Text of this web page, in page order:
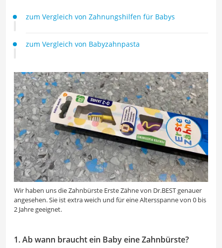
zum Vergleich von Zahnungshilfen für Babys
zum Vergleich von Babyzahnpasta
Wir haben uns die Zahnbürste Erste Zähne von Dr.BEST genauer
angesehen. Sie ist extra weich und für eine Altersspanne von 0 bis
2 Jahre geeignet.
1. Ab wann braucht ein Baby eine Zahnbürste?